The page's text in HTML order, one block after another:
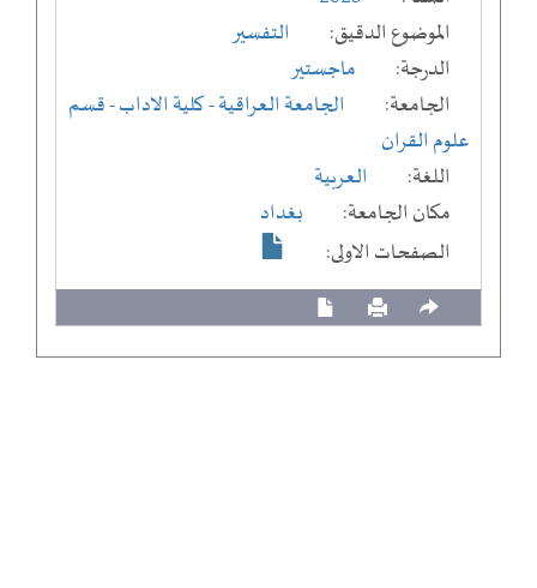
الموضوع الدقيق:
التفسير
الدرجة:
ماجستير
الجامعة:
الجامعة العراقية- كلية الاداب- قسم
علوم القران
اللغة:
العربية
مكان الجامعة:
بغداد
الصفحات الاولى: